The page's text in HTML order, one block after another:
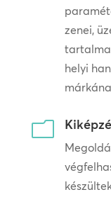
zenei,
helyi
m